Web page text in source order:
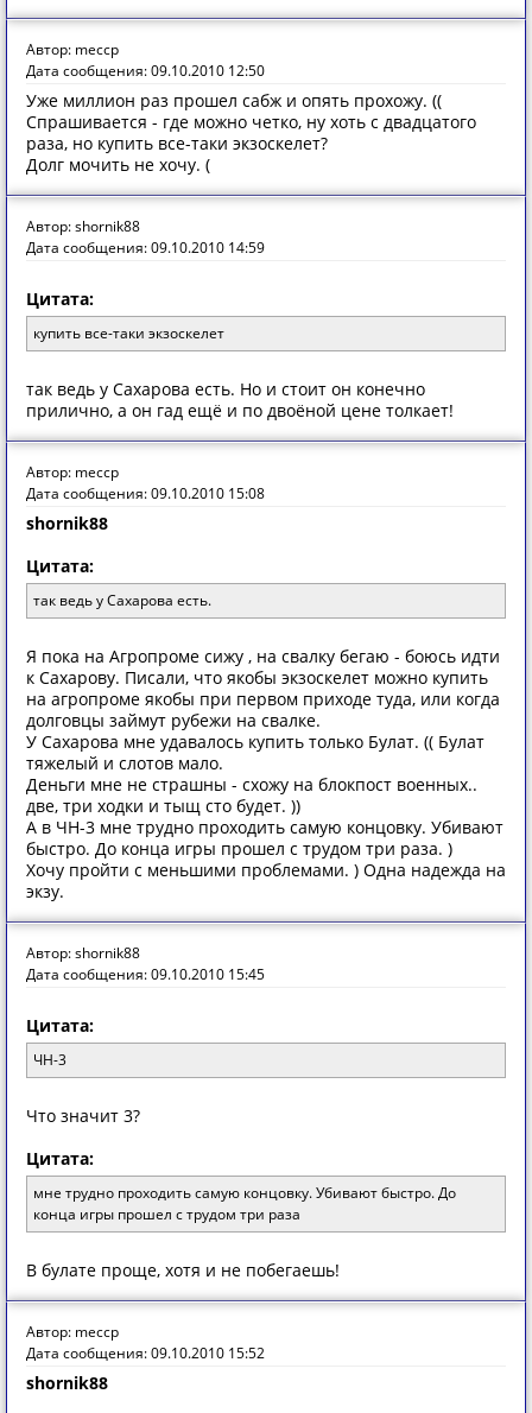
Автор: meccp
Дата сообщения: 09.10.2010 12:50
Уже миллион раз прошел сабж и опять прохожу. ((
Спрашивается - где можно четко, ну хоть с двадцатого
раза, но купить все-таки экзоскелет?
Долг мочить не хочу. (
Автор: shornik88
Дата сообщения: 09.10.2010 14:59
Цитата:
купить все-таки экзоскелет
так ведь у Сахарова есть. Но и стоит он конечно
прилично, а он гад ещё и по двоёной цене толкает!
Автор: meccp
Дата сообщения: 09.10.2010 15:08
shornik88
Цитата:
так ведь у Сахарова есть.
Я пока на Агропроме сижу , на свалку бегаю - боюсь идти
к Сахарову. Писали, что якобы экзоскелет можно купить
на агропроме якобы при первом приходе туда, или когда
долговцы займут рубежи на свалке.
У Сахарова мне удавалось купить только Булат. (( Булат
тяжелый и слотов мало.
Деньги мне не страшны - схожу на блокпост военных..
две, три ходки и тыщ сто будет. ))
А в ЧН-3 мне трудно проходить самую концовку. Убивают
быстро. До конца игры прошел с трудом три раза. )
Хочу пройти с меньшими проблемами. ) Одна надежда на
экзу.
Автор: shornik88
Дата сообщения: 09.10.2010 15:45
Цитата:
ЧН-3
Что значит 3?
Цитата:
мне трудно проходить самую концовку. Убивают быстро. До
конца игры прошел с трудом три раза
В булате проще, хотя и не побегаешь!
Автор: meccp
Дата сообщения: 09.10.2010 15:52
shornik88